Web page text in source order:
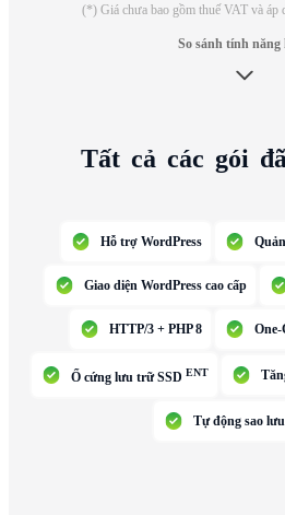
So sánh tính năng
(*) Giá chưa bao gồm thuế VAT và áp
Tất cả các gói đã
Hỗ trợ WordPress
Giao diện WordPress cao cấp
HTTP/3 + PHP 8
Ổ cứng lưu trữ SSD ENT
Tự động sao